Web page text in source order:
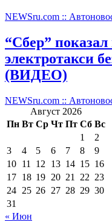
NEWSru.com ::
“Сбер”
электротакси
(ВИДЕО)
NEWSru.com ::
Август 2026
Пн Вт Ср Чт Пт Сб Вс
1
2
3
4 5 6 7 8
9
10 11 12 13 14 15 16
17 18 19 20 21 22 23
24 25 26 27 28 29 30
31
« Июн